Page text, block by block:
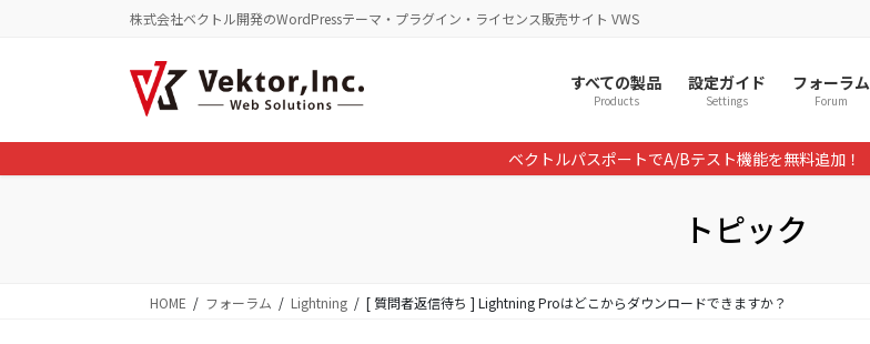
に
移
ョ
ン
株式会社ベクトル開発のWordPressテーマ・プラグイン・ライセンス販売サイト VWS
すべての製品
Products
設定ガイド
Settings
フォーラム
Forum
ベクトルパスポートでA/Bテスト機能を無料追加！
トピック
HOME フォーラム Lightning [ 質問者返信待ち ] Lightning Proはどこからダウンロードできますか？